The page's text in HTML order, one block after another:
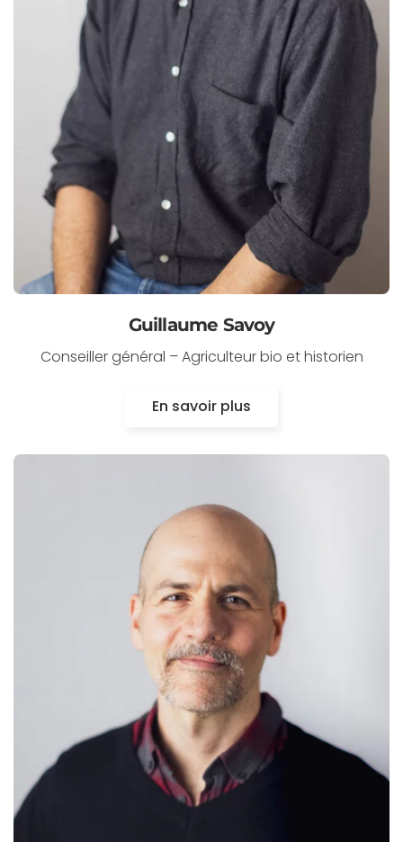
Guillaume Savoy
Conseiller général – Agriculteur bio et historien
En savoir plus